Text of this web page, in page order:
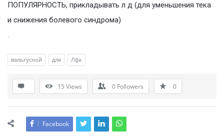
ПОПУЛЯРНОСТЬ, прикладывать л д (для уменьшения тека
и снижения болевого синдрома)
.
вальгусной для Лфк
15 Views 0 Followers 0
Facebook